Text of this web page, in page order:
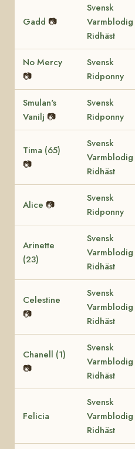
Gadd 📷
Svensk
Varmblodig
Ridhäst
No Mercy
📷
Svensk
Ridponny
Smulan's
Vanilj 📷
Svensk
Ridponny
Tima (65)
📷
Svensk
Varmblodig
Ridhäst
Alice 📷
Svensk
Ridponny
Arinette
(23)
Svensk
Varmblodig
Ridhäst
Celestine
📷
Svensk
Varmblodig
Ridhäst
Chanell (1)
📷
Svensk
Varmblodig
Ridhäst
Felicia
Svensk
Varmblodig
Ridhäst